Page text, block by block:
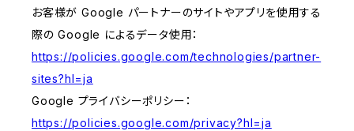
お客様が Google パートナーのサイトやアプリを使用する
際の Google によるデータ使用：
https://policies.google.com/technologies/partner-
sites?hl=ja
Google プライバシーポリシー：
https://policies.google.com/privacy?hl=ja